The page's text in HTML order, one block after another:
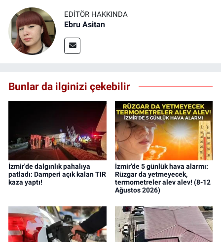
EDITÖR HAKKINDA
Ebru Asitan
Bunlar da ilginizi çekebilir
İzmir'de dalgınlık pahalıya
patladı: Damperi açık kalan TIR
kaza yaptı!
İzmir’de 5 günlük hava alarmı:
Rüzgar da yetmeyecek,
termometreler alev alev! (8-12
Ağustos 2026)